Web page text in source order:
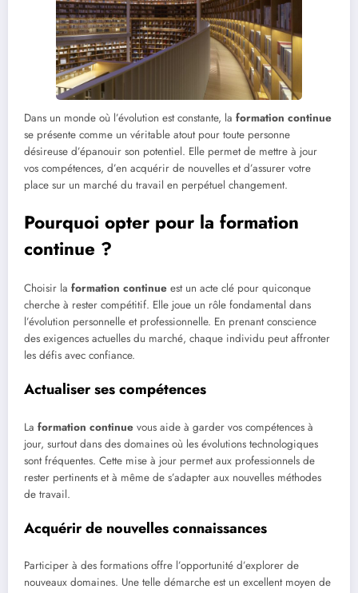
Dans un monde où l’évolution est constante, la formation continue
se présente comme un véritable atout pour toute personne
désireuse d’épanouir son potentiel. Elle permet de mettre à jour
vos compétences, d’en acquérir de nouvelles et d’assurer votre
place sur un marché du travail en perpétuel changement.
Pourquoi opter pour la formation
continue ?
Choisir la formation continue est un acte clé pour quiconque
cherche à rester compétitif. Elle joue un rôle fondamental dans
l’évolution personnelle et professionnelle. En prenant conscience
des exigences actuelles du marché, chaque individu peut affronter
les défis avec confiance.
Actualiser ses compétences
La formation continue vous aide à garder vos compétences à
jour, surtout dans des domaines où les évolutions technologiques
sont fréquentes. Cette mise à jour permet aux professionnels de
rester pertinents et à même de s’adapter aux nouvelles méthodes
de travail.
Acquérir de nouvelles connaissances
Participer à des formations offre l’opportunité d’explorer de
nouveaux domaines. Une telle démarche est un excellent moyen de